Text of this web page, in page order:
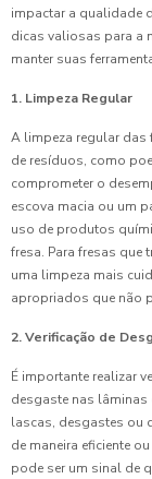
impactar a qualidade
dicas valiosas para a
manter suas
1. Limpeza Regular
A limpeza regular das
de resíduos, como
comprometer o
escova macia ou um
uso de produtos
fresa. Para fresas
uma limpeza mais
apropriados que não
2. Verificação de
É importante realizar
desgaste nas lâminas
lascas, desgastes ou
de maneira eficiente
pode ser um sinal de